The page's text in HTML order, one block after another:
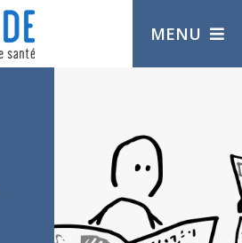
MENU